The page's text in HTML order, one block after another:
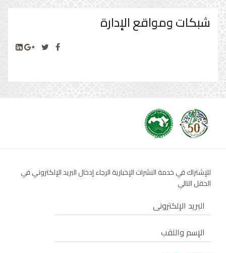
شبكات ومواقع الإدارة
للإشتراك في خدمة النشرات الإخبارية الرجاء إدخال البريد الإلكتروني في
الحقل التالي